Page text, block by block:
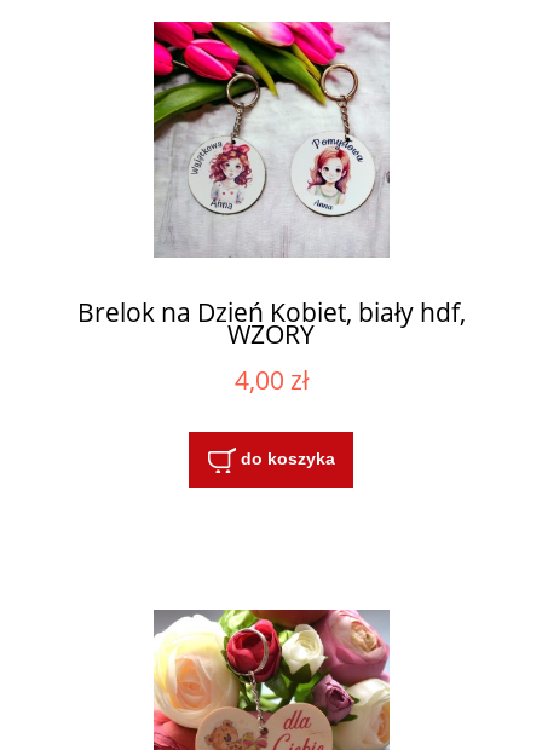
Brelok na Dzień Kobiet, biały hdf,
WZORY
4,00 zł
do koszyka